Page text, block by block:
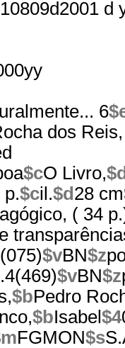
d
6
dos
$cO Livro,
p.$cil.$d 28 cm
( 34
$vBN$z
$vBN$z
$bPedro
$bIsabel $4
FGMON$s